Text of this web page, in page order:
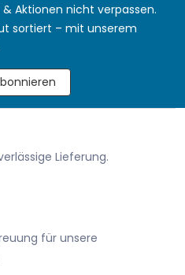
Aktionen nicht verpassen.
sortiert – mit unserem
Lieferung.
für unsere